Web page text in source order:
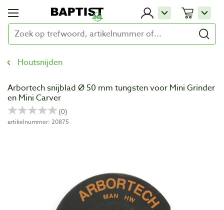
Houtsnijden
Arbortech snijblad Ø 50 mm tungsten voor Mini Grinder
en Mini Carver
artikelnummer: 20875